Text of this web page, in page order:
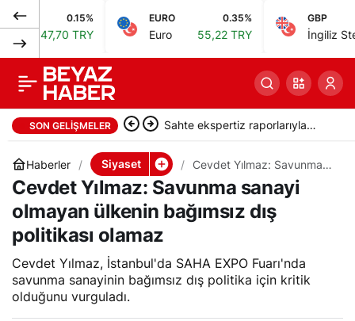
0.15%
TRY
EURO
Euro 55,22 TRY
GBP
İngiliz Sterlini
SON GELIŞMELER Sahte ekspertiz raporlarıyla
Türk vatandaşlığı kazandıran
suç örgütüne operasyon: 32
tutuklama
Haberler Siyaset
Cevdet Yılmaz: Savunma
sanayi olmayan ülkenin
bağımsız dış politikası
olamaz
Cevdet Yılmaz: Savunma sanayi
olmayan ülkenin bağımsız dış
politikası olamaz
Cevdet Yılmaz, İstanbul'da SAHA EXPO Fuarı'nda
savunma sanayinin bağımsız dış politika için kritik
olduğunu vurguladı.
Karabağlar Belediye
Meclis Üyesi K.D.
gözaltına alındı
Paylaş